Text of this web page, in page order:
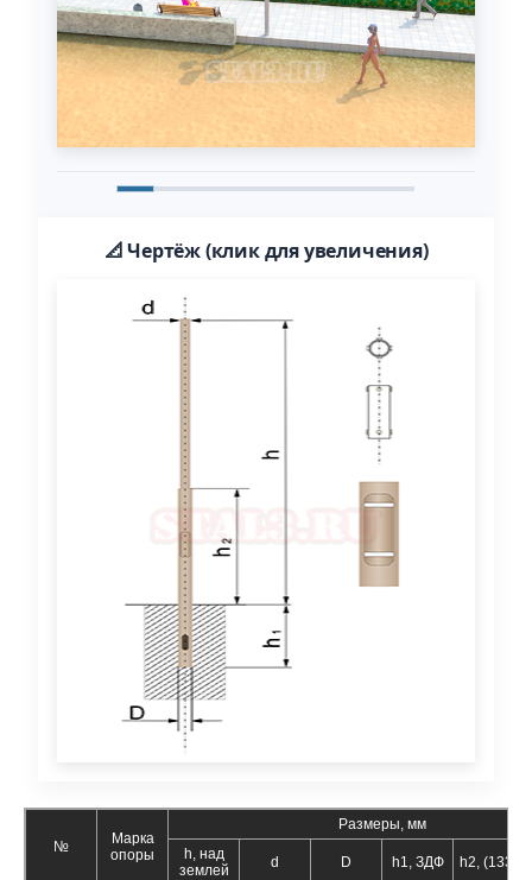
📐 Чертёж (клик для увеличения)
№
Марка
опоры
Размеры, мм
h, над
землей
d D h1, ЗДФ h2, (133)